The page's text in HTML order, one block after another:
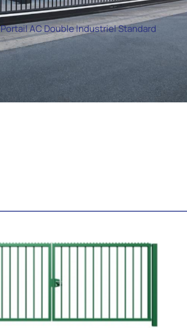
Portail AC Double Industriel Standard